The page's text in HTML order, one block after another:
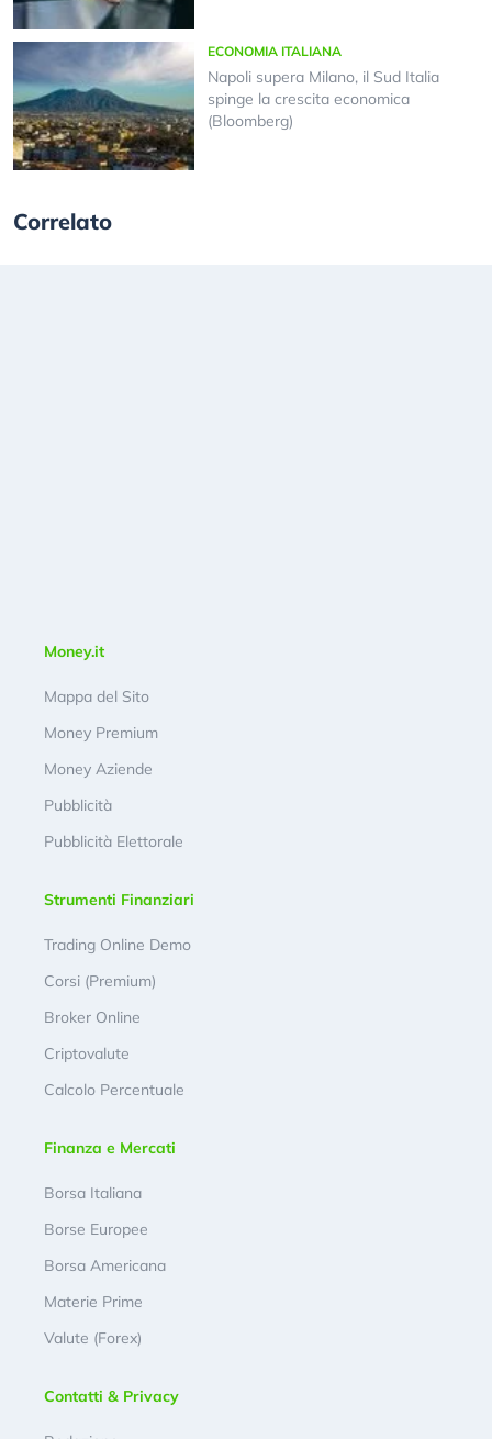
ECONOMIA ITALIANA
Napoli supera Milano, il Sud Italia
spinge la crescita economica
(Bloomberg)
Correlato
Money.it
Mappa del Sito
Money Premium
Money Aziende
Pubblicità
Pubblicità Elettorale
Strumenti Finanziari
Trading Online Demo
Corsi (Premium)
Broker Online
Criptovalute
Calcolo Percentuale
Finanza e Mercati
Borsa Italiana
Borse Europee
Borsa Americana
Materie Prime
Valute (Forex)
Contatti & Privacy